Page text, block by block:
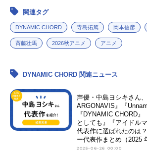
関連タグ
DYNAMIC CHORD 寺島拓篤 岡本信彦
斉藤壮馬 2026秋アニメ アニメ
DYNAMIC CHORD 関連ニュース
声優・中島ヨシキさん
ARGONAVIS』『
『DYNAMIC CHORD
としても』『アイドル
代表作に選ばれたのは
ー代表作まとめ（2025
2025-06-26 00:00